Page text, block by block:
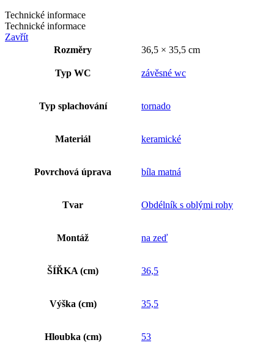
Technické informace
Technické informace
Zavřít
Rozměry
36,5 × 35,5 cm
Typ WC závěsné wc
Typ splachování tornado
Materiál keramické
Povrchová úprava bíla matná
Tvar Obdélník s oblými rohy
Montáž na zeď
ŠÍŘKA (cm) 36,5
Výška (cm) 35,5
Hloubka (cm) 53